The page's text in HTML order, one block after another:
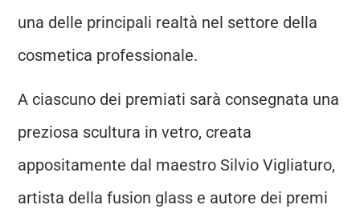
una delle principali realtà nel settore della
cosmetica professionale.
A ciascuno dei premiati sarà consegnata una
preziosa scultura in vetro, creata
appositamente dal maestro Silvio Vigliaturo,
artista della fusion glass e autore dei premi